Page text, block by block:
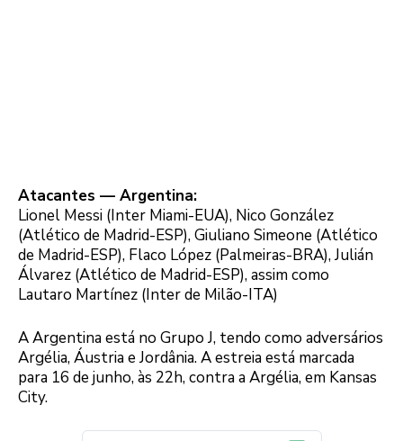
Atacantes — Argentina:
Lionel Messi (Inter Miami-EUA), Nico González
(Atlético de Madrid-ESP), Giuliano Simeone (Atlético
de Madrid-ESP), Flaco López (Palmeiras-BRA), Julián
Álvarez (Atlético de Madrid-ESP), assim como
Lautaro Martínez (Inter de Milão-ITA)
A Argentina está no Grupo J, tendo como adversários
Argélia, Áustria e Jordânia. A estreia está marcada
para 16 de junho, às 22h, contra a Argélia, em Kansas
City.